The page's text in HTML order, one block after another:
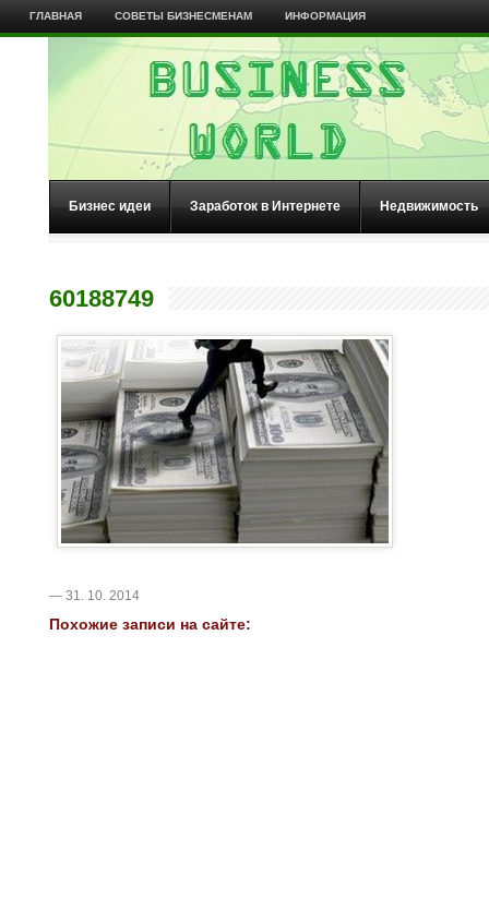
ГЛАВНАЯ СОВЕТЫ БИЗНЕСМЕНАМ ИНФОРМАЦИЯ
Бизнес идеи Заработок в Интернете Недвижимость
60188749
— 31. 10. 2014
Похожие записи на сайте: